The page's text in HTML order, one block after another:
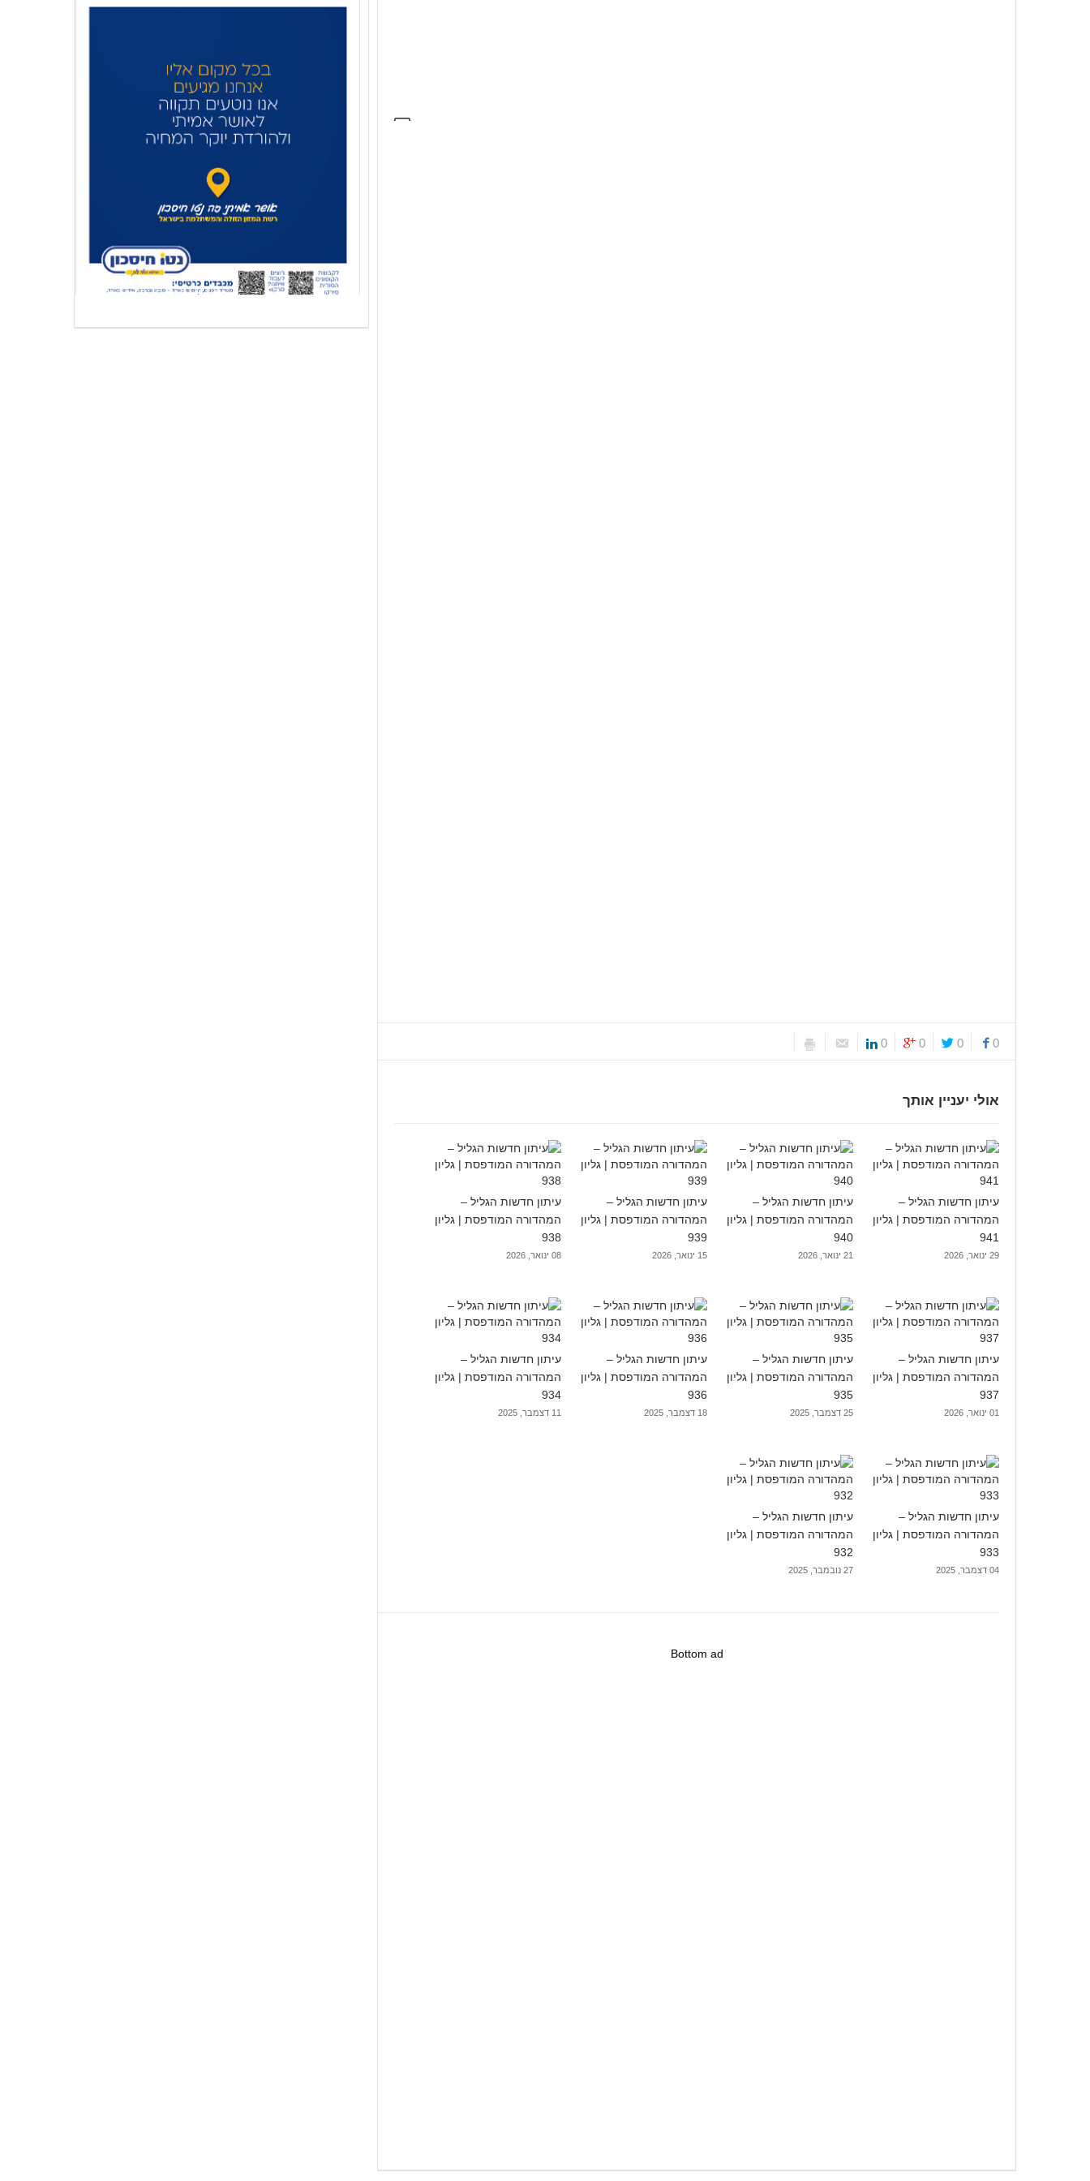
0
0
0
0
אולי יעניין אותך
עיתון חדשות הגליל –
המהדורה המודפסת | גליון
941
29 ינואר, 2026
עיתון חדשות הגליל –
המהדורה המודפסת | גליון
940
21 ינואר, 2026
עיתון חדשות הגליל –
המהדורה המודפסת | גליון
939
15 ינואר, 2026
עיתון חדשות הגליל –
המהדורה המודפסת | גליון
938
08 ינואר, 2026
עיתון חדשות הגליל –
המהדורה המודפסת | גליון
937
01 ינואר, 2026
עיתון חדשות הגליל –
המהדורה המודפסת | גליון
935
25 דצמבר, 2025
עיתון חדשות הגליל –
המהדורה המודפסת | גליון
936
18 דצמבר, 2025
עיתון חדשות הגליל –
המהדורה המודפסת | גליון
934
11 דצמבר, 2025
עיתון חדשות הגליל –
המהדורה המודפסת | גליון
933
04 דצמבר, 2025
עיתון חדשות הגליל –
המהדורה המודפסת | גליון
932
27 נובמבר, 2025
Bottom ad